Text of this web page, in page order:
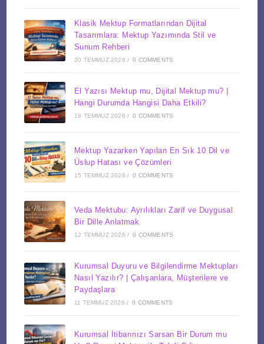
Klasik Mektup Formatlarından Dijital
Tasarımlara: Mektup Yazımında Stil ve
Sunum Rehberi
20 TEMMUZ 2026 / 0 COMMENTS
El Yazısı Mektup mu, Dijital Mektup mu? |
Hangi Durumda Hangisi Daha Etkili?
18 TEMMUZ 2026 / 0 COMMENTS
Mektup Yazarken Yapılan En Sık 10 Dil ve
Üslup Hatası ve Çözümleri
15 TEMMUZ 2026 / 0 COMMENTS
Veda Mektubu: Ayrılıkları Zarif ve Duygusal
Bir Dille Anlatmak
12 TEMMUZ 2026 / 0 COMMENTS
Kurumsal Duyuru ve Bilgilendirme Mektupları
Nasıl Yazılır? | Çalışanlara, Müşterilere ve
Paydaşlara
11 TEMMUZ 2026 / 0 COMMENTS
Kurumsal İtibarınızı Sarsan Bir Durum mu